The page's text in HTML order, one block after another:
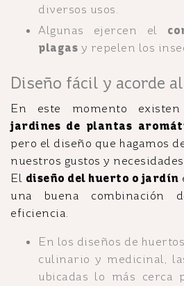
diversos usos.
Algunas ejercen el
plagas y repelen los
Diseño fácil y acorde
En este momento
jardines de plantas
pero el diseño que hagamos
nuestros gustos y
El diseño del huerto o jardín
una buena combinación
eficiencia.
En los diseños de
culinario y medicinal,
ubicadas lo más cerca